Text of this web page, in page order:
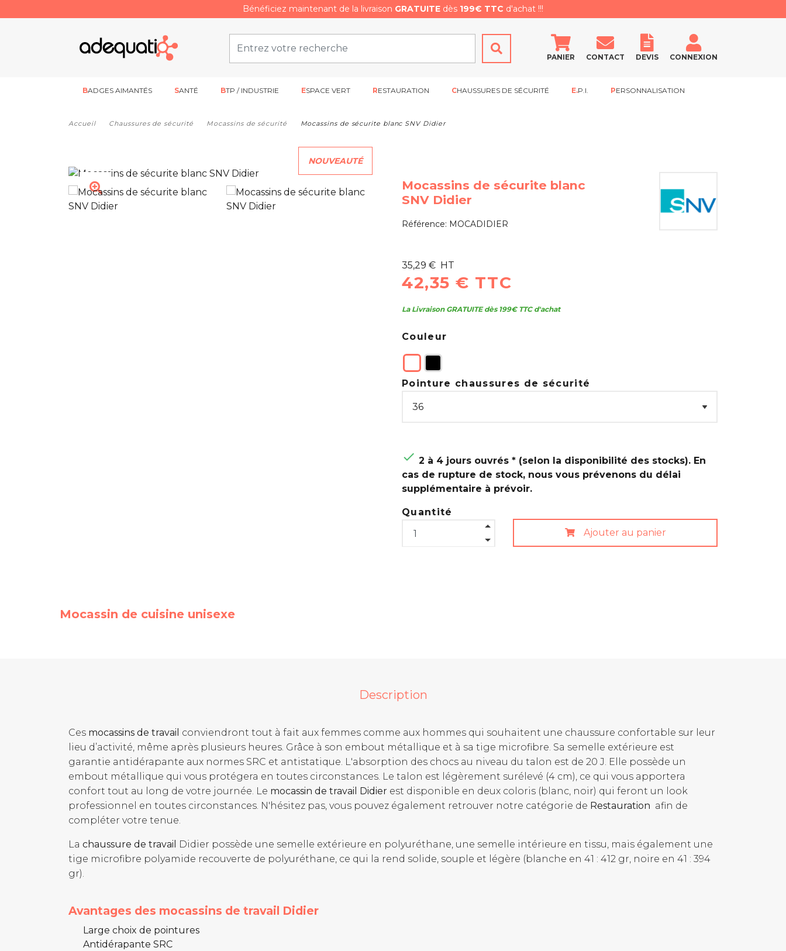
Bénéficiez maintenant de la livraison GRATUITE dès 199€ TTC d'achat !!!
PANIER CONTACT DEVIS CONNEXION
BADGES AIMANTÉS SANTÉ BTP / INDUSTRIE ESPACE VERT RESTAURATION CHAUSSURES DE SÉCURITÉ E.P.I. PERSONNALISATION
Accueil Chaussures de sécurité Mocassins de sécurité Mocassins de sécurite blanc SNV Didier
NOUVEAUTÉ
Mocassins de sécurite blanc
SNV Didier
Référence: MOCADIDIER
35,29 € HT
42,35 € TTC
La Livraison GRATUITE dès 199€ TTC d'achat
Couleur
Pointure chaussures de sécurité
 2 à 4 jours ouvrés * (selon la disponibilité des stocks). En
cas de rupture de stock, nous vous prévenons du délai
supplémentaire à prévoir.
Quantité
Ajouter au panier
Mocassin de cuisine unisexe
Description
Ces mocassins de travail conviendront tout à fait aux femmes comme aux hommes qui souhaitent une chaussure confortable sur leur
lieu d’activité, même après plusieurs heures. Grâce à son embout métallique et à sa tige microfibre. Sa semelle extérieure est
garantie antidérapante aux normes SRC et antistatique. L'absorption des chocs au niveau du talon est de 20 J. Elle possède un
embout métallique qui vous protégera en toutes circonstances. Le talon est légèrement surélevé (4 cm), ce qui vous apportera
confort tout au long de votre journée. Le mocassin de travail Didier est disponible en deux coloris (blanc, noir) qui feront un look
professionnel en toutes circonstances. N'hésitez pas, vous pouvez également retrouver notre catégorie de Restauration afin de
compléter votre tenue.
La chaussure de travail
Didier possède une semelle extérieure en polyuréthane, une semelle intérieure en tissu, mais également une
tige microfibre polyamide recouverte de polyuréthane, ce qui la rend solide, souple et légère (blanche en 41 : 412 gr, noire en 41 : 394
gr).
Avantages des mocassins de travail Didier
Large choix de pointures
Antidérapante SRC